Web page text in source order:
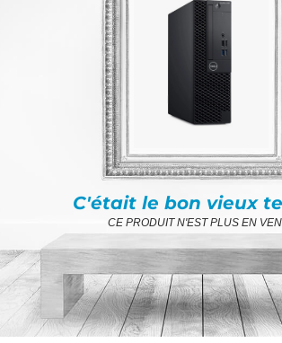
C'était le bon vieux
CE PRODUIT N'EST PLUS EN